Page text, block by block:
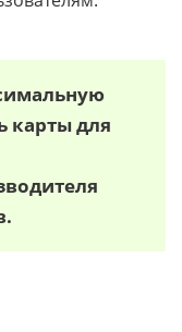
карты для